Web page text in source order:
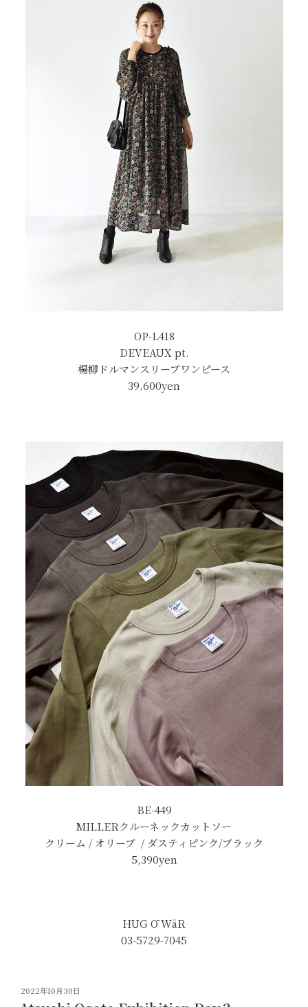
OP-L418
DEVEAUX pt.
楊柳ドルマンスリーブワンピース
39,600yen
BE-449
MILLERクルーネックカットソー
クリーム / オリーブ / ダスティピンク/ブラック
5,390yen
HUG Ō WäR
03-5729-7045
投
稿
2022年10月30日